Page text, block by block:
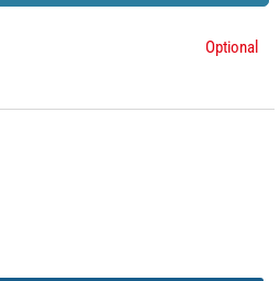
Optional